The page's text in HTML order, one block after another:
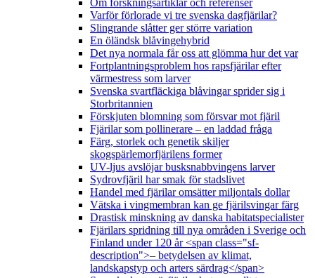
Varför förlorade vi tre svenska dagfjärilar?
Slingrande slåtter ger större variation
En öländsk blåvingehybrid
Det nya normala får oss att glömma hur det var
Fortplantningsproblem hos rapsfjärilar efter
värmestress som larver
Svenska svartfläckiga blåvingar sprider sig i
Storbritannien
Förskjuten blomning som försvar mot fjäril
Fjärilar som pollinerare – en laddad fråga
Färg, storlek och genetik skiljer
skogspärlemorfjärilens former
UV-ljus avslöjar busksnabbvingens larver
Sydrovfjäril har smak för stadslivet
Handel med fjärilar omsätter miljontals dollar
Vätska i vingmembran kan ge fjärilsvingar färg
Drastisk minskning av danska habitatspecialister
Fjärilars spridning till nya områden i Sverige och
Finland under 120 år <span class="sf-
description">– betydelsen av klimat,
landskapstyp och arters särdrag</span>